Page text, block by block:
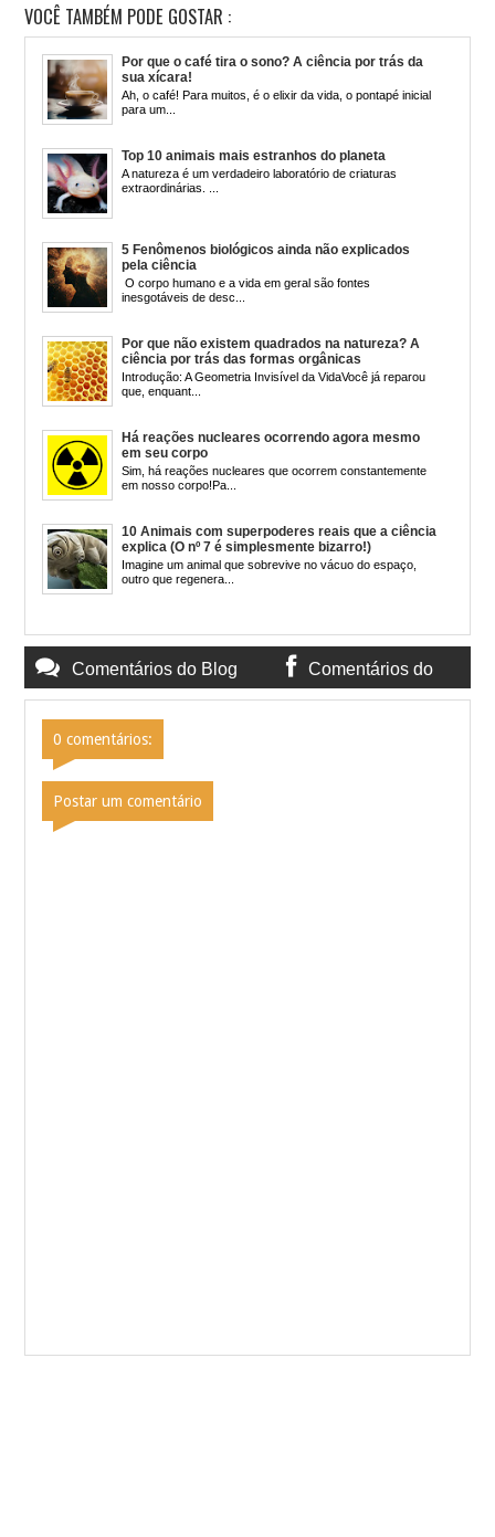
VOCÊ TAMBÉM PODE GOSTAR :
Por que o café tira o sono? A ciência por trás da
sua xícara!
Ah, o café! Para muitos, é o elixir da vida, o pontapé inicial
para um...
Top 10 animais mais estranhos do planeta
A natureza é um verdadeiro laboratório de criaturas
extraordinárias. ...
5 Fenômenos biológicos ainda não explicados
pela ciência
O corpo humano e a vida em geral são fontes
inesgotáveis de desc...
Por que não existem quadrados na natureza? A
ciência por trás das formas orgânicas
Introdução: A Geometria Invisível da VidaVocê já reparou
que, enquant...
Há reações nucleares ocorrendo agora mesmo
em seu corpo
Sim, há reações nucleares que ocorrem constantemente
em nosso corpo!Pa...
10 Animais com superpoderes reais que a ciência
explica (O nº 7 é simplesmente bizarro!)
Imagine um animal que sobrevive no vácuo do espaço,
outro que regenera...
Comentários do Blog Comentários do
0 comentários:
Postar um comentário